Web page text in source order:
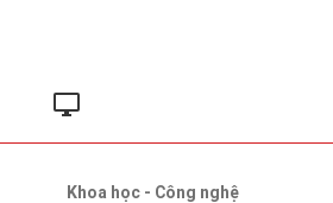
Khoa học - Công nghệ